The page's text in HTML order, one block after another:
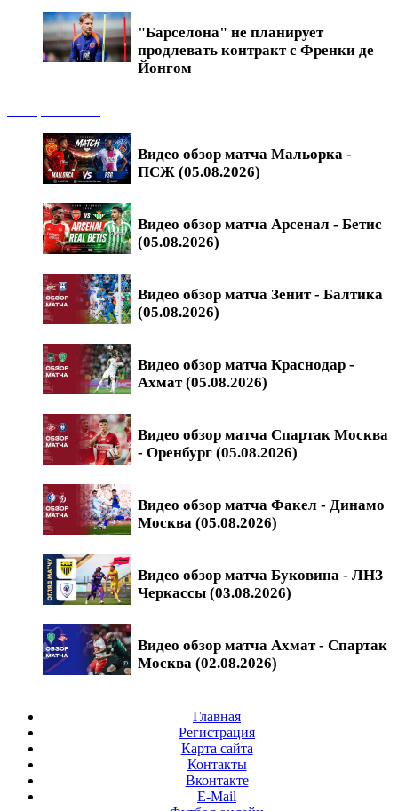
"Барселона" не планирует
продлевать контракт с Френки де
Йонгом
Видео обзор матча Мальорка -
ПСЖ (05.08.2026)
Видео обзор матча Арсенал - Бетис
(05.08.2026)
Видео обзор матча Зенит - Балтика
(05.08.2026)
Видео обзор матча Краснодар -
Ахмат (05.08.2026)
Видео обзор матча Спартак Москва
- Оренбург (05.08.2026)
Видео обзор матча Факел - Динамо
Москва (05.08.2026)
Видео обзор матча Буковина - ЛНЗ
Черкассы (03.08.2026)
Видео обзор матча Ахмат - Спартак
Москва (02.08.2026)
Главная
Регистрация
Карта сайта
Контакты
Вконтакте
E-Mail